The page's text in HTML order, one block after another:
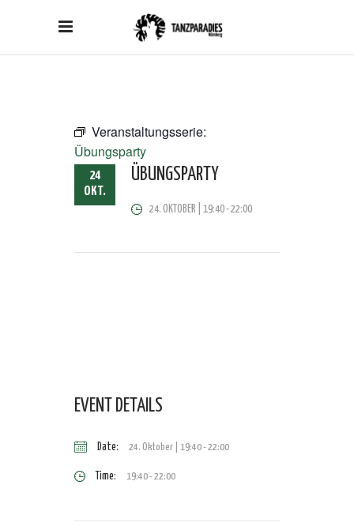
Veranstaltungsserie:
Übungsparty
24
OKT.
ÜBUNGSPARTY
24. OKTOBER | 19:40-22:00
EVENT DETAILS
Date: 24. Oktober | 19:40-22:00
Time: 19:40 - 22:00